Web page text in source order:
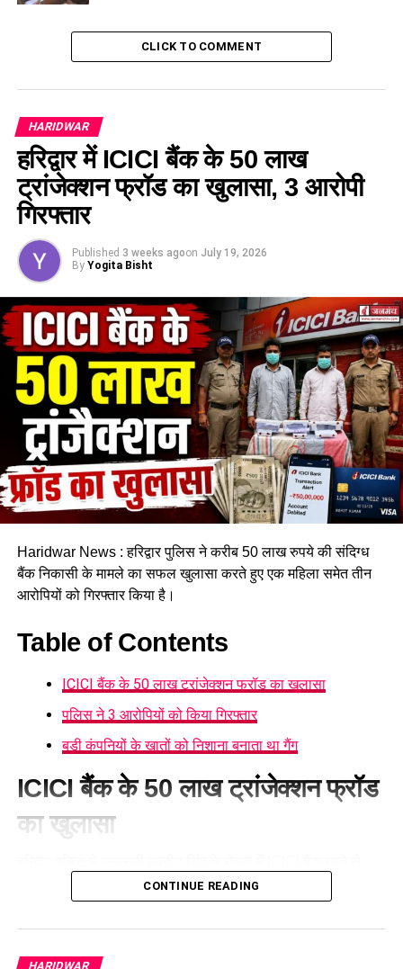
CLICK TO COMMENT
HARIDWAR
हरिद्वार में ICICI बैंक के 50 लाख
ट्रांजेक्शन फ्रॉड का खुलासा, 3 आरोपी
गिरफ्तार
Published 3 weeks agoon July 19, 2026
By Yogita Bisht
Haridwar News : हरिद्वार पुलिस ने करीब 50 लाख रुपये की संदिग्ध
बैंक निकासी के मामले का सफल खुलासा करते हुए एक महिला समेत तीन
आरोपियों को गिरफ्तार किया है।
Table of Contents
ICICI बैंक के 50 लाख ट्रांजेक्शन फ्रॉड का खुलासा
पुलिस ने 3 आरोपियों को किया गिरफ्तार
बड़ी कंपनियों के खातों को निशाना बनाता था गैंग
ICICI बैंक के 50 लाख ट्रांजेक्शन फ्रॉड
का खुलासा
करीब 50 लाख रुपये की संदिग्ध निकासी के मामले का खुलासा करते हुए
एक महिला समेत तीन आरोपियों को गिरफ्तार किया है। बैंक मैनेजर की
शिकायत पर दर्ज मुकदमे की जांच में पुलिस ने भगवानपुर क्षेत्र में छापेमारी
CONTINUE READING
HARIDWAR